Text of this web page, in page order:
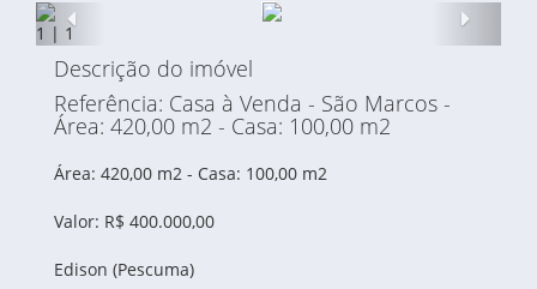
Anterior
1 | 1
Descrição do imóvel
Referência: Casa à Venda - São Marcos -
Área: 420,00 m2 - Casa: 100,00 m2
Área: 420,00 m2 - Casa: 100,00 m2
Valor: R$ 400.000,00
Edison (Pescuma)